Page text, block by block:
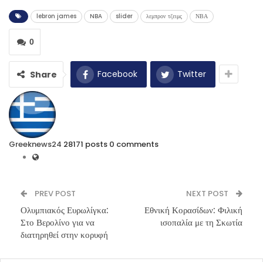
lebron james NBA slider λεμπρον τζειμς ΝΒΑ
0
Share Facebook Twitter
Greeknews24 28171 posts 0 comments
PREV POST
Ολυμπιακός Ευρωλίγκα:
Στο Βερολίνο για να
διατηρηθεί στην κορυφή
NEXT POST
Εθνική Κορασίδων: Φιλική
ισοπαλία με τη Σκωτία